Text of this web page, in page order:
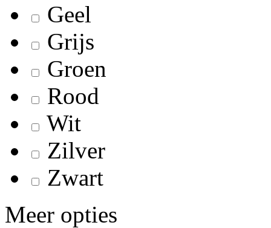
Geel
Grijs
Groen
Rood
Wit
Zilver
Zwart
Meer opties